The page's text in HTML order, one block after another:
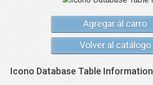
Agregar al carro
Volver al catálogo
Icono Database Table Information